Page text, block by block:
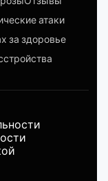
атаки
за здоровье